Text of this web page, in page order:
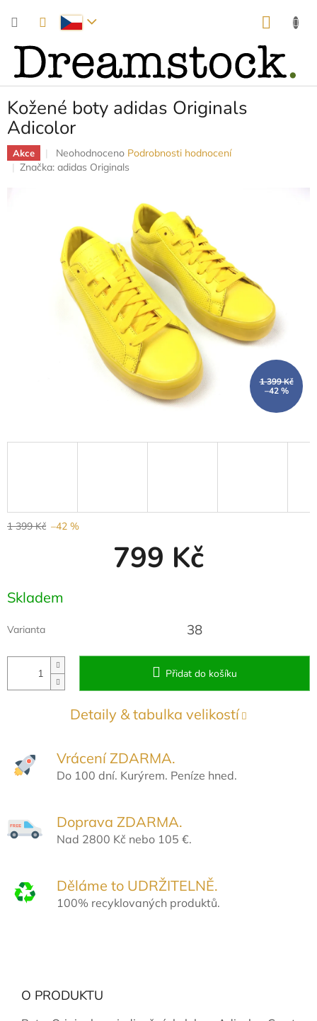
Kožené boty adidas Originals
Adicolor
Akce
Průměrné
hodnocení
hvězdiček.
Neohodnoceno Podrobnosti hodnocení
Značka: adidas Originals
1 399 Kč
–42 %
1 399 Kč –42 %
799 Kč
Měrná
cena:
Skladem
Varianta 38
Přidat do košíku
Detaily & tabulka velikostí
Vrácení ZDARMA.
Do 100 dní. Kurýrem. Peníze hned.
Doprava ZDARMA.
Nad 2800 Kč nebo 105 €.
Děláme to UDRŽITELNĚ.
100% recyklovaných produktů.
O PRODUKTU